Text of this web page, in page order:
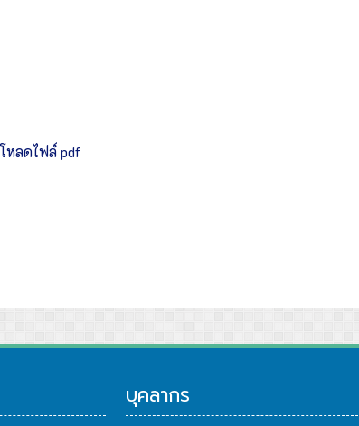
หลดไฟล์ pdf
ยในสถานศึกษา
บุคลากร